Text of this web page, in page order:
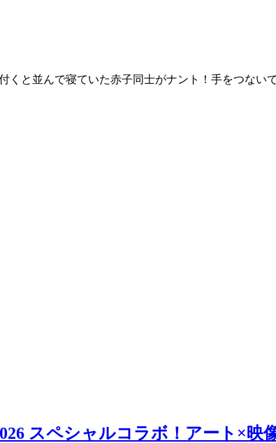
と並んで寝ていた赤子同士がナント！手をつないで
スペシャルコラボ！アート×映